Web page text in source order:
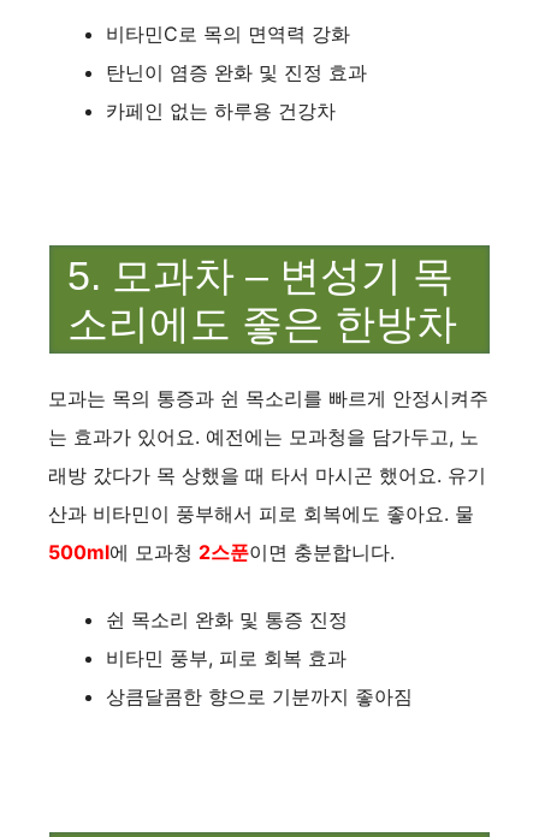
비타민C로 목의 면역력 강화
탄닌이 염증 완화 및 진정 효과
카페인 없는 하루용 건강차
5. 모과차 – 변성기 목
소리에도 좋은 한방차
모과는 목의 통증과 쉰 목소리를 빠르게 안정시켜주
는 효과가 있어요. 예전에는 모과청을 담가두고, 노
래방 갔다가 목 상했을 때 타서 마시곤 했어요. 유기
산과 비타민이 풍부해서 피로 회복에도 좋아요. 물
500ml에 모과청 2스푼이면 충분합니다.
쉰 목소리 완화 및 통증 진정
비타민 풍부, 피로 회복 효과
상큼달콤한 향으로 기분까지 좋아짐